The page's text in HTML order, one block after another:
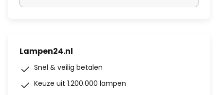
Lampen24.nl
Snel & veilig betalen
Keuze uit 1.200.000 lampen